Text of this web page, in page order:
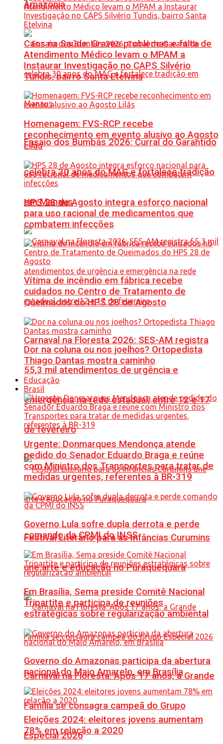
Amazônia
Ensaio dos Bumbás 2026: Curral do Garantido
celebra 30 anos do MAG e fortalece tradição
em Manaus
Carnaval na Floresta 2026: SES-AM registra
55,3 mil atendimentos de urgência e
emergência na rede estadual, entre 12 e 17
de fevereiro
Festival Literário para as Infâncias Curumins
une arte e educação no Puraquequara
Carnaval na Floresta: Após 17 anos, a Grande
Família se consagra campeã do Grupo
Especial 2026
Caos na Saúde: Graves problemas e falta de
Atendimento Médico levam o MPAM a
Instaurar Investigação no CAPS Silvério
Tundis, bairro Santa Etelvina
Homenagem: FVS-RCP recebe
reconhecimento em evento alusivo ao Agosto
Lilás
HPS 28 de Agosto integra esforço nacional
para uso racional de medicamentos que
combatem infecções
Vítima de incêndio em fábrica recebe
cuidados no Centro de Tratamento de
Queimados do HPS 28 de Agosto
Dor na coluna ou nos joelhos? Ortopedista
Thiago Dantas mostra caminho
Educação
Brasil
Urgente: Donmarques Mendonça atende
pedido do Senador Eduardo Braga e reúne
com Ministro dos Transportes para tratar de
medidas urgentes, referentes à BR-319
Governo Lula sofre dupla derrota e perde
comando da CPMI do INSS
Em Brasília, Sema preside Comitê Nacional
Tripartite e participa de reuniões
estratégicas sobre regularização ambiental
Governo do Amazonas participa da abertura
nacional do Maio Amarelo, em Brasília
Eleições 2024: eleitores jovens aumentam
78% em relação a 2020